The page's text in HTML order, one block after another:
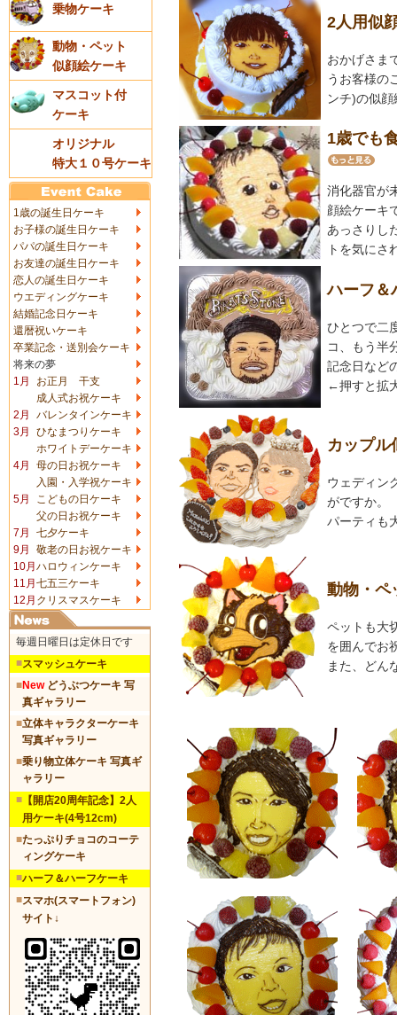
乗物ケーキ
動物・ペット
似顔絵ケーキ
マスコット付
ケーキ
オリジナル
特大１０号ケーキ
1歳の誕生日ケーキ
お子様の誕生日ケーキ
パパの誕生日ケーキ
お友達の誕生日ケーキ
恋人の誕生日ケーキ
ウエディングケーキ
結婚記念日ケーキ
還暦祝いケーキ
卒業記念・送別会ケーキ
将来の夢
1月
お正月 干支
成人式お祝ケーキ
2月
バレンタインケーキ
3月
ひなまつりケーキ
ホワイトデーケーキ
4月
母の日お祝ケーキ
入園・入学祝ケーキ
5月
こどもの日ケーキ
父の日お祝ケーキ
7月
七夕ケーキ
9月
敬老の日お祝ケーキ
10月 ハロウィンケーキ
11月 七五三ケーキ
12月 クリスマスケーキ
毎週日曜日は定休日です
■スマッシュケーキ
■Newどうぶつケーキ 写
真ギャラリー
■立体キャラクターケーキ
写真ギャラリー
■乗り物立体ケーキ 写真ギ
ャラリー
■【開店20周年記念】2人
用ケーキ(4号12cm)
■たっぷりチョコのコーテ
ィングケーキ
■ハーフ＆ハーフケーキ
■スマホ(スマートフォン)
サイト↓
2人用似
おかげさま
うお客様の
ンチ)の似
1歳でも
消化器官が
顔絵ケーキ
あっさりし
トを気にさ
ハーフ＆
ひとつで二
コ、もう半
記念日など
←押すと拡
カップ
ウェディン
がですか。
パーティも
動物・ペ
ペットも大
を囲んでお
また、どん